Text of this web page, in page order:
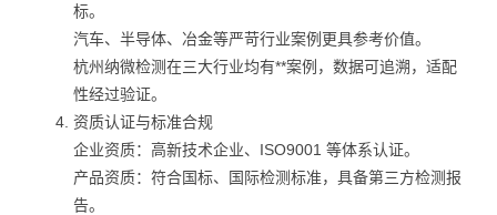
标。
汽车、半导体、冶金等严苛行业案例更具参考价值。
杭州纳微检测在三大行业均有**案例，数据可追溯，适配
性经过验证。
资质认证与标准合规
企业资质：高新技术企业、ISO9001 等体系认证。
产品资质：符合国标、国际检测标准，具备第三方检测报
告。